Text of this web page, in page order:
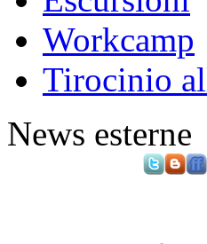
Workcamp
Tirocinio
News esterne